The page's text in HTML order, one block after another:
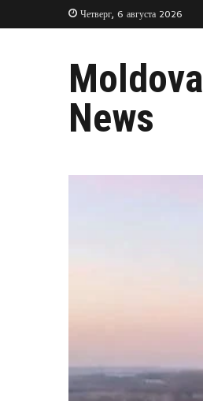
Четверг, 6 августа 2026
Moldova
News